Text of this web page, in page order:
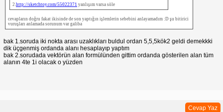
2.http://sketchtoy.com/55022371 yanlışım varsa söle
cevapların doğru fakat ikisinde de son yaptığın işlemlerin sebebini anlayamadım :D şu bitirici
vuruşları anlamada sorunum var galiba
bak 1.soruda iki nokta arası uzaklıkları buldul ordan 5,5,5kök2 geldi demekkki
dik üçgenmiş ordanda alanı hesaplayıp yaptım
bak 2.sorudada vektörün alan formülünden gittim ordanda gösterilen alan tüm
alanın 4te 1i olacak o yüzden
Cevap Yaz